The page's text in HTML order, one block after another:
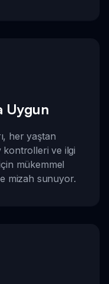
Uygun
her yaştan
kontrolleri ve ilgi
mükemmel
mizah sunuyor.